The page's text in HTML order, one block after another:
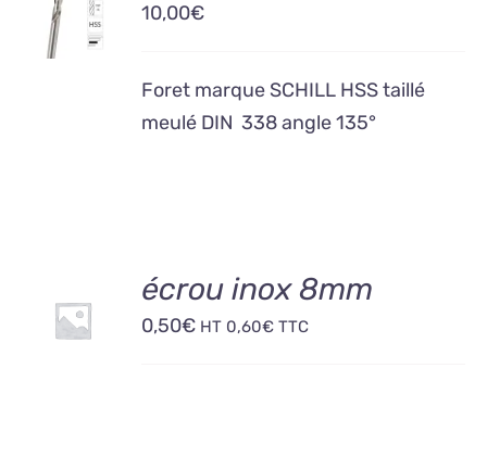
PANIER
DÉTAILS
10,00€
Foret marque SCHILL HSS taillé
meulé DIN 338 angle 135°
AU
PANIER
écrou inox 8mm
0,50€ HT 0,60€ TTC